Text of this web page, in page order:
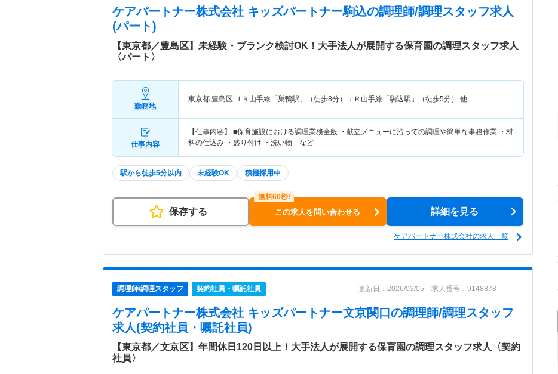
ケアパートナー株式会社 キッズパートナー駒込の調理師/調理スタッフ求人
(パート)
【東京都／豊島区】未経験・ブランク検討OK！大手法人が展開する保育園の調理スタッフ求人
〈パート〉
勤務地
東京都 豊島区 ＪＲ山手線「巣鴨駅」（徒歩8分）ＪＲ山手線「駒込駅」（徒歩5分） 他
仕事内容
【仕事内容】 ■保育施設における調理業務全般 ・献立メニューに沿っての調理や簡単な事務作業 ・材
料の仕込み ・盛り付け ・洗い物 など
駅から徒歩5分以内 未経験OK 積極採用中
保存する この求人を問い合わせる 詳細を見る
ケアパートナー株式会社の求人一覧
調理師/調理スタッフ 契約社員・嘱託社員 更新日：2026/03/05 求人番号：9148878
ケアパートナー株式会社 キッズパートナー文京関口の調理師/調理スタッフ
求人(契約社員・嘱託社員)
【東京都／文京区】年間休日120日以上！大手法人が展開する保育園の調理スタッフ求人〈契約
社員〉